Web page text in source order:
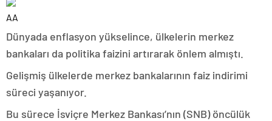
AA
Dünyada enflasyon yükselince, ülkelerin merkez
bankaları da politika faizini artırarak önlem almıştı.
Gelişmiş ülkelerde merkez bankalarının faiz indirimi
süreci yaşanıyor.
Bu sürece İsviçre Merkez Bankası’nın (SNB) öncülük